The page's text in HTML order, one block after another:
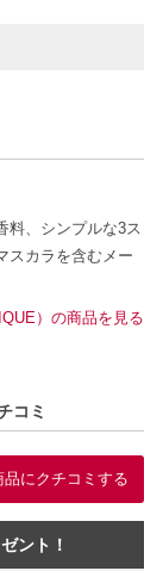
料、シンプルな3ス
スカラを含むメー
）の商品を見る
コミ
品にクチコミする
ント！